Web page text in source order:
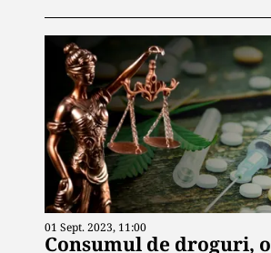
01 Sept. 2023, 11:00
Consumul de droguri, o